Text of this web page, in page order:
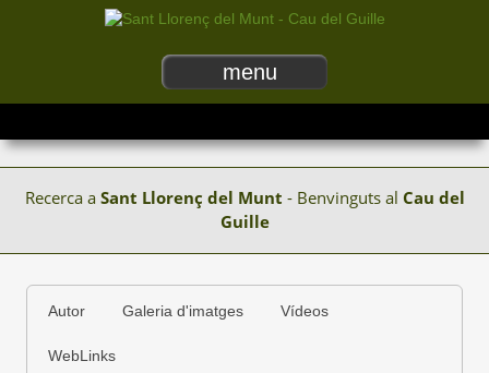
menu
Recerca a Sant Llorenç del Munt - Benvinguts al Cau del
Guille
Autor Galeria d'imatges Vídeos
WebLinks